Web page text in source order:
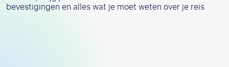
bevestigingen en alles wat je moet weten over je reis